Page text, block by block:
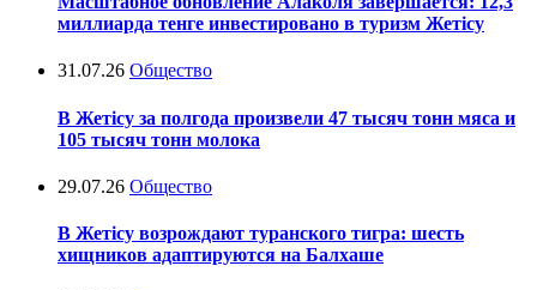
миллиарда тенге инвестировано в туризм Жетісу
31.07.26 Общество
В Жетісу за полгода произвели 47 тысяч тонн мяса и
105 тысяч тонн молока
29.07.26 Общество
В Жетісу возрождают туранского тигра: шесть
хищников адаптируются на Балхаше